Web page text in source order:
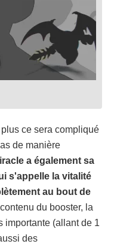
ce sera compliqué
de manière
a également sa
s'appelle la vitalité
au bout de
du booster, la
importante (allant de 1
des